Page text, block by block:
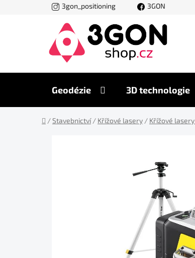
3gon_positioning 3GON
Geodézie 3D technologie
Domů
/Stavebnictví / Křížové lasery / Křížové